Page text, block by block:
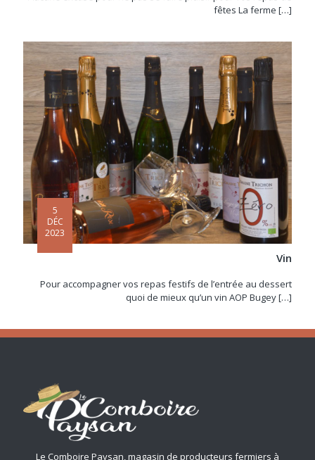
fêtes La ferme […]
5
DÉC
2023
Vin
Pour accompagner vos repas festifs de l’entrée au dessert
quoi de mieux qu’un vin AOP Bugey[…]
Le Comboire Paysan, magasin de producteurs fermiers à